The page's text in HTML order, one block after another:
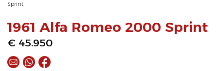
Sprint
1961 Alfa Romeo 2000 Sprint
€ 45.950